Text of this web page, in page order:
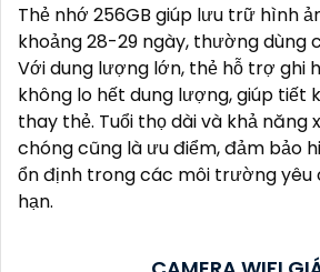
chọn các thương hiệu uy tín như
Kbvision, Hikvision...
⫷2:**Chất lượng hình ảnh**:
phân giải cao, cung cấp hình ảnh
lượng trong mọi điều kiện ánh
🐌3:**Chức năng theo dõi từ xa**:
khả năng theo dõi từ xa thông qua
để bạn có thể theo dõi nhà cửa mọi
Camera có cảnh báo chuyển
Thẻ nhớ 256GB giúp lưu trữ hình
khoảng 28-29 ngày, thường dùng
Với dung lượng lớn, thẻ hỗ trợ ghi
không lo hết dung lượng, giúp tiết
thay thẻ. Tuổi thọ dài và khả năng
chóng cũng là ưu điểm, đảm bảo
ổn định trong các môi trường yêu
hạn.